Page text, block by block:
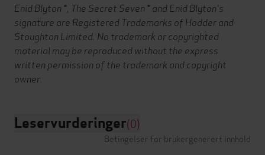
Enid Blyton ®, The Secret Seven ® and Enid Blyton's
signature are Registered Trademarks of Hodder and
Stoughton Limited. No trademark or copyrighted
material may be reproduced without the express
written permission of the trademark and copyright
owner.
Leservurderinger(0)
Betingelser for brukergenerert innhold